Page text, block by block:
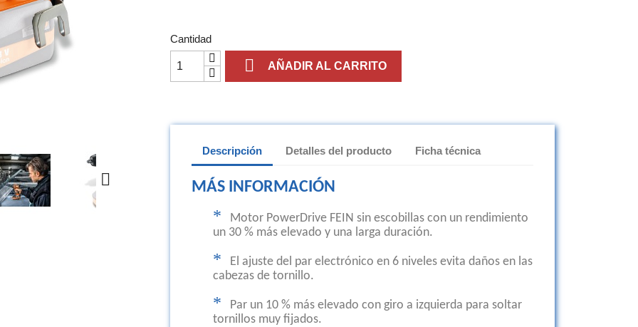

Cantidad
 AÑADIR AL CARRITO
Descripción Detalles del producto Ficha técnica
MÁS INFORMACIÓN
*
Motor PowerDrive FEIN sin escobillas con un rendimiento
un 30 % más elevado y una larga duración.
*
El ajuste del par electrónico en 6 niveles evita daños en las
cabezas de tornillo.
*
Par un 10 % más elevado con giro a izquierda para soltar
tornillos muy fijados.